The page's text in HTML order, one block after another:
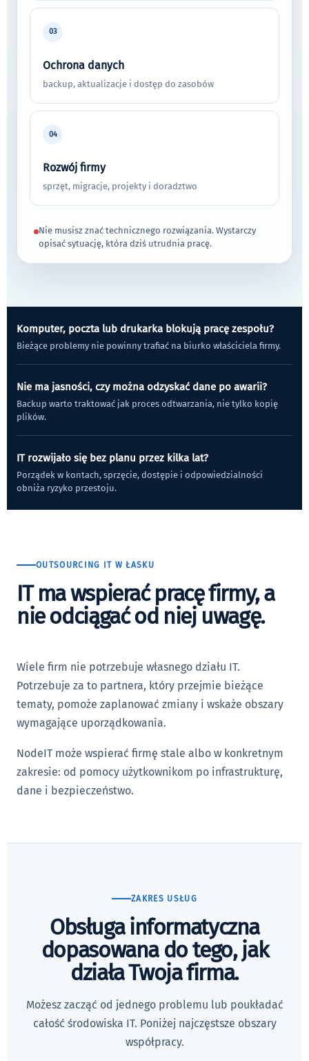
03
Ochrona danych
backup, aktualizacje i dostęp do zasobów
04
Rozwój firmy
sprzęt, migracje, projekty i doradztwo
Nie musisz znać technicznego rozwiązania. Wystarczy
opisać sytuację, która dziś utrudnia pracę.
Komputer, poczta lub drukarka blokują pracę zespołu?
Bieżące problemy nie powinny trafiać na biurko właściciela firmy.
Nie ma jasności, czy można odzyskać dane po awarii?
Backup warto traktować jak proces odtwarzania, nie tylko kopię
plików.
IT rozwijało się bez planu przez kilka lat?
Porządek w kontach, sprzęcie, dostępie i odpowiedzialności
obniża ryzyko przestoju.
OUTSOURCING IT W ŁASKU
IT ma wspierać pracę firmy, a
nie odciągać od niej uwagę.
Wiele firm nie potrzebuje własnego działu IT.
Potrzebuje za to partnera, który przejmie bieżące
tematy, pomoże zaplanować zmiany i wskaże obszary
wymagające uporządkowania.
NodeIT może wspierać firmę stale albo w konkretnym
zakresie: od pomocy użytkownikom po infrastrukturę,
dane i bezpieczeństwo.
ZAKRES USŁUG
Obsługa informatyczna
dopasowana do tego, jak
działa Twoja firma.
Możesz zacząć od jednego problemu lub poukładać
całość środowiska IT. Poniżej najczęstsze obszary
współpracy.